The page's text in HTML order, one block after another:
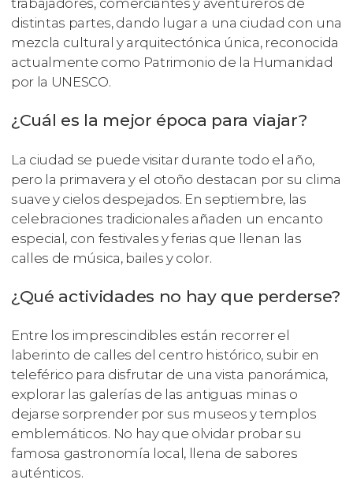
distintas partes, dando lugar a una ciudad con una
mezcla cultural y arquitectónica única, reconocida
actualmente como Patrimonio de la Humanidad
por la UNESCO.
¿Cuál es la mejor época para viajar?
La ciudad se puede visitar durante todo el año,
pero la primavera y el otoño destacan por su clima
suave y cielos despejados. En septiembre, las
celebraciones tradicionales añaden un encanto
especial, con festivales y ferias que llenan las
calles de música, bailes y color.
¿Qué actividades no hay que perderse?
Entre los imprescindibles están recorrer el
laberinto de calles del centro histórico, subir en
teleférico para disfrutar de una vista panorámica,
explorar las galerías de las antiguas minas o
dejarse sorprender por sus museos y templos
emblemáticos. No hay que olvidar probar su
famosa gastronomía local, llena de sabores
auténticos.